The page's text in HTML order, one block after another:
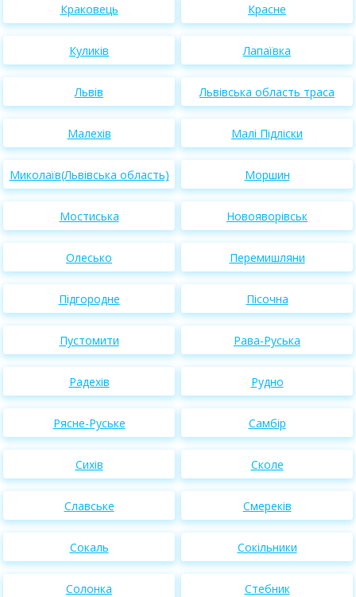
Краковець Красне
Куликів Лапаївка
Львів Львівська область траса
Малехів Малі Підліски
Миколаїв(Львівська область) Моршин
Мостиська Новояворівськ
Олесько Перемишляни
Підгородне Пісочна
Пустомити Рава-Руська
Радехів Рудно
Рясне-Руське Самбір
Сихів Сколе
Славське Смереків
Сокаль Сокільники
Солонка Стебник